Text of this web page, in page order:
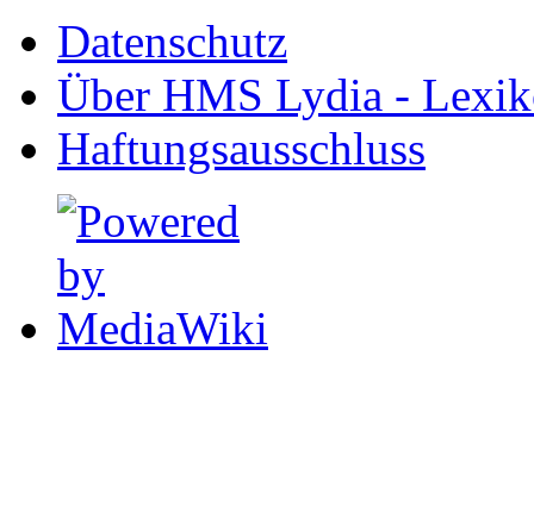
Datenschutz
Über HMS Lydia -
Haftungsausschluss